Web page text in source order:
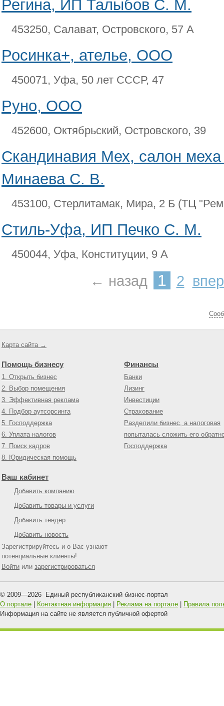
Регина, ИП Талыбов С. М.
453250, Салават, Островского, 57 А
Росинка+, ателье, ООО
450071, Уфа, 50 лет СССР, 47
Руно, ООО
452600, Октябрьский, Островского, 39
Скандинавия Мех, салон
Минаева С. В.
453100, Стерлитамак, Мира, 2 Б (ТЦ
Стиль-Уфа, ИП Печко С. М.
450044, Уфа, Конституции, 9 А
← назад 1 2
Карта сайта →
Помощь бизнесу
1. Открыть бизнес
2. Выбор помещения
3. Эффективная реклама
4. Подбор аутсорсинга
5. Господдержка
6. Уплата налогов
7. Поиск кадров
8. Юридическая помощь
Финансы
Банки
Лизинг
Инвестиции
Страхование
Разделили бизнес, а налоговая
попыталась сложить его
Господдержка
Ваш кабинет
Добавить компанию
Добавить товары и услуги
Добавить тендер
Добавить новость
Зарегистрируйтесь и о Вас узнают
потенциальные клиенты!
Войти или зарегистрироваться
© 2009—2026 Единый республиканский бизнес-портал
О портале
Контактная информация Реклама на портале
Правила
Информация на сайте не является публичной офертой